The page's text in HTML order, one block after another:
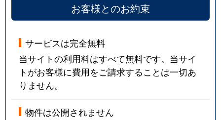
お客様とのお約束
サービスは完全無料
当サイトの利用料はすべて無料です。当サイ
トがお客様に費用をご請求することは一切あ
りません。
物件は公開されません